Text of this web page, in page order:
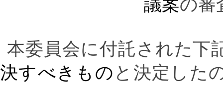
議案の審
本委員会に付託された下
決すべきもの と決定した